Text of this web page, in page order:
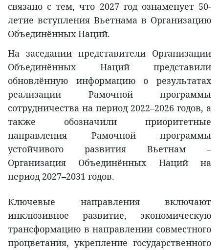
связано с тем, что 2027 год ознаменует 50-
летие вступления Вьетнама в Организацию
Объединённых Наций.
На заседании представители Организации
Объединённых Наций представили
обновлённую информацию о результатах
реализации Рамочной программы
сотрудничества на период 2022–2026 годов, а
также обозначили приоритетные
направления Рамочной программы
устойчивого развития Вьетнам –
Организация Объединённых Наций на
период 2027–2031 годов.
Ключевые направления включают
инклюзивное развитие, экономическую
трансформацию в направлении совместного
процветания, укрепление государственного